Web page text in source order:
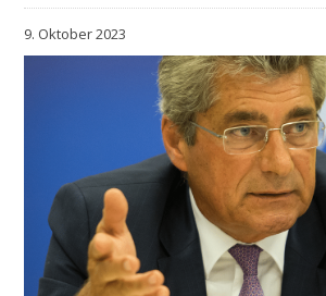
9. Oktober 2023